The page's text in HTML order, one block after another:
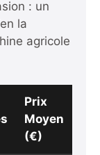
: un
la
agricole
Prix
Moyen
(€)